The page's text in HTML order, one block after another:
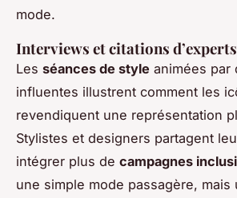
mode.
Interviews et citations
Les séances de style animées par
influentes illustrent comment les
revendiquent une représentation
Stylistes et designers partagent
intégrer plus de campagnes
une simple mode passagère, mais